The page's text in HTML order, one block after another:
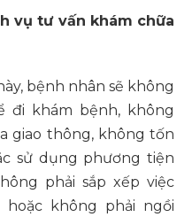
vụ tư vấn khám chữa
bệnh nhân sẽ không
đi khám bệnh, không
giao thông, không tốn
sử dụng phương tiện
phải sắp xếp việc
không phải ngồi